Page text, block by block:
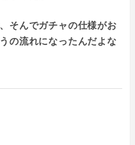
そんでガチャの仕様がお
の流れになったんだよな